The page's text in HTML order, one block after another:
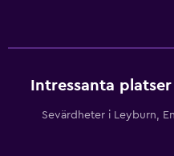
Intressanta
Sevärdheter i Leyburn,